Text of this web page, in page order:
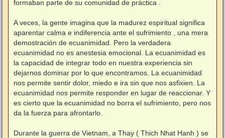
formaban parte de su comunidad de práctica .
A veces, la gente imagina que la madurez espiritual significa
aparentar calma e indiferencia ante el sufrimiento , una mera
demostración de ecuanimidad. Pero la verdadera
ecuanimidad no es anestesia emocional. La ecuanimidad es
la capacidad de integrar todo en nuestra experiencia sin
dejarnos dominar por lo que encontramos. La ecuanimidad
nos permite sentir dolor, miedo e ira sin que nos asfixien. La
ecuanimidad nos permite responder en lugar de reaccionar. Y
es cierto que la ecuanimidad no borra el sufrimiento, pero nos
da la fuerza para afrontarlo.
Durante la guerra de Vietnam, a Thay ( Thich Nhat Hanh ) se